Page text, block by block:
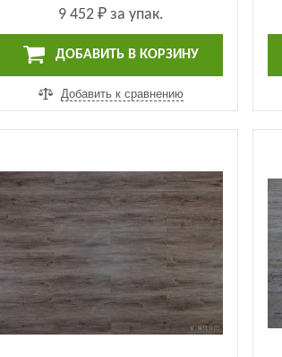
9 452 ₽за упак.
ДОБАВИТЬ В КОРЗИНУ
Добавить к сравнению